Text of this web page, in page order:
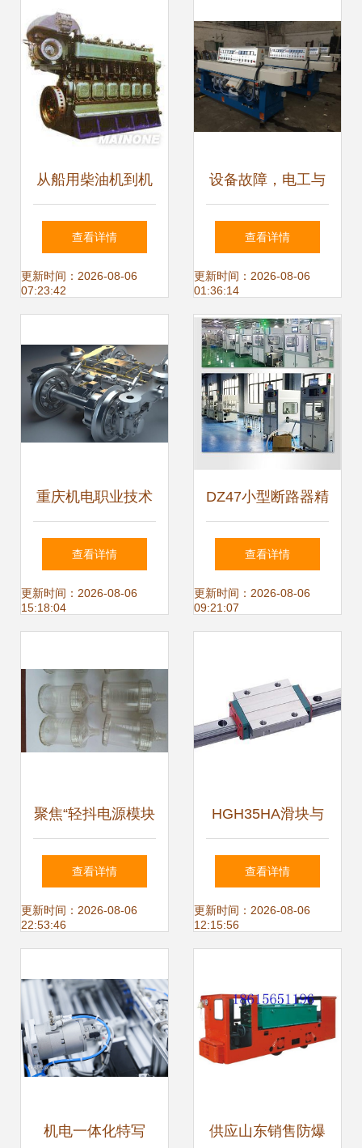
南
从船用柴油机到机
电组件 上海子易设
备的专业化布局
查看详情
更新时间：2026-08-06
07:23:42
设备故障，电工与
机修工互推责
任，“机电分工”真
的好吗？
查看详情
更新时间：2026-08-06
01:36:14
重庆机电职业技术
大学热门专业简介
机电组件设备领域
查看详情
更新时间：2026-08-06
15:18:04
DZ47小型断路器精
益生产线 智能制造
升级的机电组件设
查看详情
更新时间：2026-08-06
09:21:07
聚焦“轻抖电源模块
*绿色能效”的常见
故障与解决方案
查看详情
更新时间：2026-08-06
22:53:46
HGH35HA滑块与
HG35上银导轨轴
承 东莞市艾普森机
查看详情
更新时间：2026-08-06
12:15:56
机电一体化特写 供应山东销售防爆